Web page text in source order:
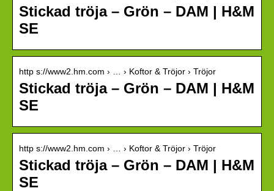
Stickad tröja – Grön – DAM | H&M
SE
http s://www2.hm.com › … › Koftor & Tröjor › Tröjor
Stickad tröja – Grön – DAM | H&M
SE
http s://www2.hm.com › … › Koftor & Tröjor › Tröjor
Stickad tröja – Grön – DAM | H&M
SE